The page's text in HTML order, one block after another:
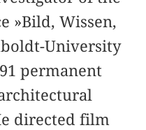
»Bild, Wissen,
University
permanent
directed film